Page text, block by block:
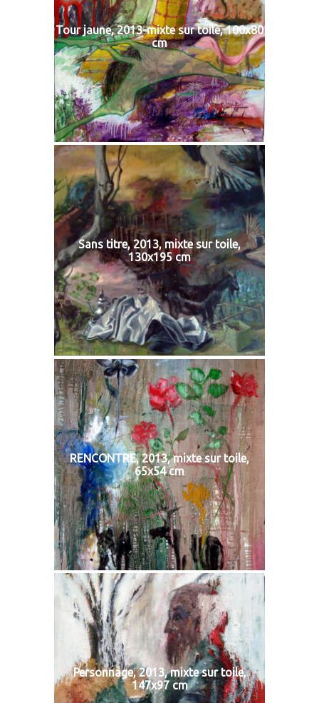
Tour jaune, 2013-mixte sur toile, 100x80
cm
Sans titre, 2013, mixte sur toile,
130x195 cm
RENCONTRE, 2013, mixte sur toile,
65x54 cm
Personnage, 2013, mixte sur toile,
147x97 cm